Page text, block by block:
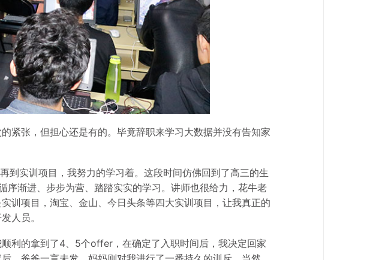
紧张，但担心还是有的。毕竟辞职来学习大数据并没有告知家
实训项目，我努力的学习着。这段时间仿佛回到了高三的生
渐进、步步为营、踏踏实实的学习。讲师也很给力，花牛老
训项目，淘宝、金山、今日头条等四大实训项目，让我真正的
人员。
利的拿到了4、5个offer，在确定了入职时间后，我决定回家